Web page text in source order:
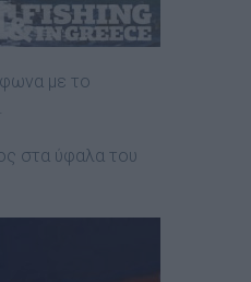
με το
στα ύφαλα του